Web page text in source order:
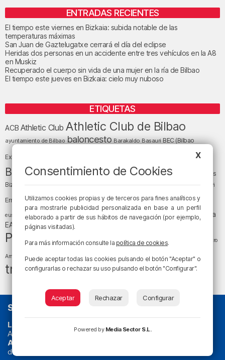
ENTRADAS RECIENTES
El tiempo este viernes en Bizkaia: subida notable de las
temperaturas máximas
San Juan de Gaztelugatxe cerrará el día del eclipse
Heridas dos personas en un accidente entre tres vehículos en la A8
en Muskiz
Recuperado el cuerpo sin vida de una mujer en la ría de Bilbao
El tiempo este jueves en Bizkaia: cielo muy nuboso
ETIQUETAS
ACB Athletic Club Athletic Club de Bilbao
ayuntamiento de Bilbao baloncesto Barakaldo Basauri BEC (Bilbao
Exhibition Center) Bizkaia
Bizkaia y sus comarcas Copa del Rey cultura
Cáritas
Bizkaia
Deusto Diócesis de Bilbao Egunon Bizkaia el tiempo Enkarterri
Ernesto Valverde Ertzaintza Euskadi (País Vasco)
euskera fiestas fútbol Gobierno vasco juanma jubera LaLiga LaLiga
EA Sports Liga Endesa
Política religión San Mamés sociedad sucesos Teatro
Arriaga tiempo tiempo atmosférico tráfico
tráfico en Bizkaia
SOBRE NOSOTROS
La radio sin cadenas
Actualidad y
podcastdeBilbaoyBizkaia, los partidos del
Athletic
deportes, sociedad, cultura, política, religión y obra social.
X
Consentimiento de Cookies
Utilizamos cookies propias y de terceros para fines analíticos y
para mostrarle publicidad personalizada en base a un perfil
elaborado a partir de sus hábitos de navegación (por ejemplo,
páginas visitadas).
Para más información consulte la política de cookies.
Puede aceptar todas las cookies pulsando el botón "Aceptar" o
configurarlas o rechazar su uso pulsando el botón "Configurar".
Aceptar Rechazar Configurar
Powered by Media Sector S.L.